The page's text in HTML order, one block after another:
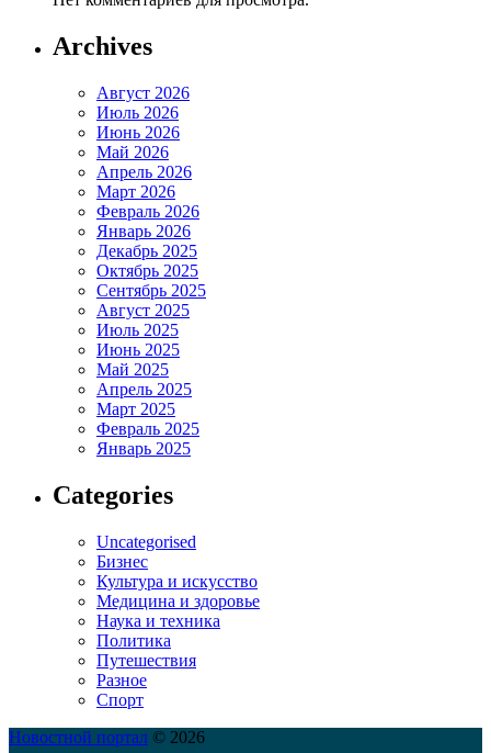
Archives
Август 2026
Июль 2026
Июнь 2026
Май 2026
Апрель 2026
Март 2026
Февраль 2026
Январь 2026
Декабрь 2025
Октябрь 2025
Сентябрь 2025
Август 2025
Июль 2025
Июнь 2025
Май 2025
Апрель 2025
Март 2025
Февраль 2025
Январь 2025
Categories
Uncategorised
Бизнес
Культура и искусство
Медицина и здоровье
Наука и техника
Политика
Путешествия
Разное
Спорт
Новостной портал © 2026